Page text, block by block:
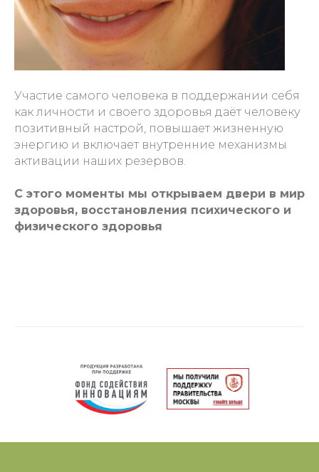
Участие самого человека в поддержании себя
как личности и своего здоровья даёт человеку
позитивный настрой, повышает жизненную
энергию и включает внутренние механизмы
активации наших резервов.
С этого моменты мы открываем двери в мир
здоровья, восстановления психического и
физического здоровья